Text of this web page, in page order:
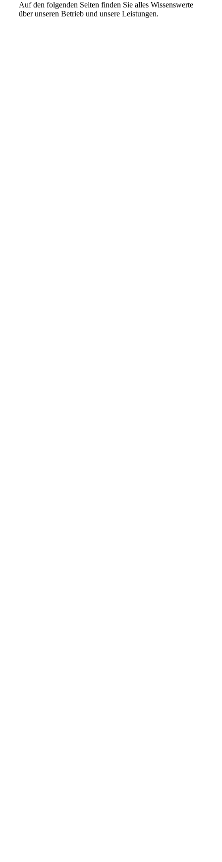
Auf den folgenden Seiten finden Sie alles Wissenswerte
über unseren Betrieb und unsere Leistungen.